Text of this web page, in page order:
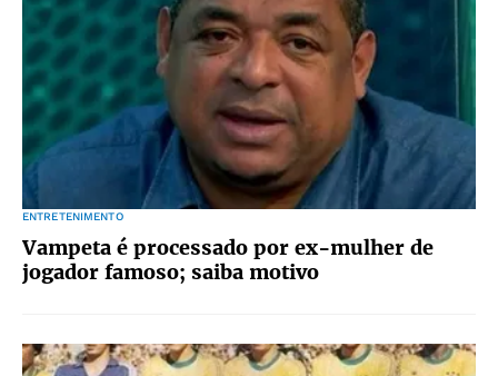
ENTRETENIMENTO
Vampeta é processado por ex-mulher de
jogador famoso; saiba motivo